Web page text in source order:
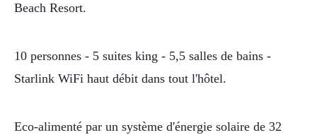
Beach Resort.
10 personnes - 5 suites king - 5,5 salles de bains -
Starlink WiFi haut débit dans tout l'hôtel.
Eco-alimenté par un système d'énergie solaire de 32